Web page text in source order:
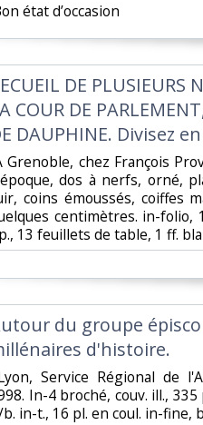
état d’occasion
DE PLUSIEURS
COUR DE
DAUPHINE. Divisez
Grenoble, chez François
dos à nerfs, orné,
coins émoussés, coiffes
centimètres. in-folio,
13 feuillets de table, 1 ff.
du groupe
d'histoire.‎
Service Régional de
In-4 broché, couv. ill.,
in-t., 16 pl. en coul. in-fine,